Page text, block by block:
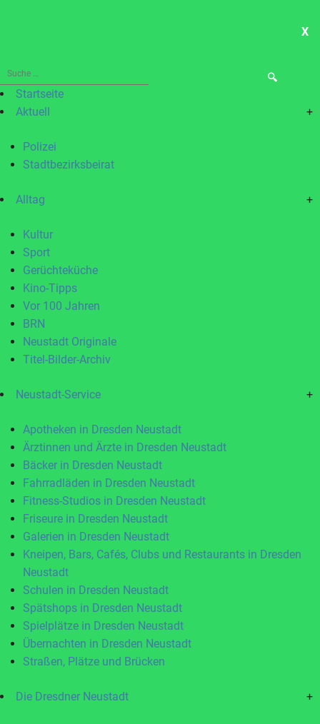
X
Suche
nach:Startseite
Aktuell
+
Polizei
Stadtbezirksbeirat
Alltag +
Kultur
Sport
Gerüchteküche
Kino-Tipps
Vor 100 Jahren
BRN
Neustadt Originale
Titel-Bilder-Archiv
Neustadt-Service +
Apotheken in Dresden Neustadt
Ärztinnen und Ärzte in Dresden Neustadt
Bäcker in Dresden Neustadt
Fahrradläden in Dresden Neustadt
Fitness-Studios in Dresden Neustadt
Friseure in Dresden Neustadt
Galerien in Dresden Neustadt
Kneipen, Bars, Cafés, Clubs und Restaurants in Dresden
Neustadt
Schulen in Dresden Neustadt
Spätshops in Dresden Neustadt
Spielplätze in Dresden Neustadt
Übernachten in Dresden Neustadt
Straßen, Plätze und Brücken
Die Dresdner Neustadt +